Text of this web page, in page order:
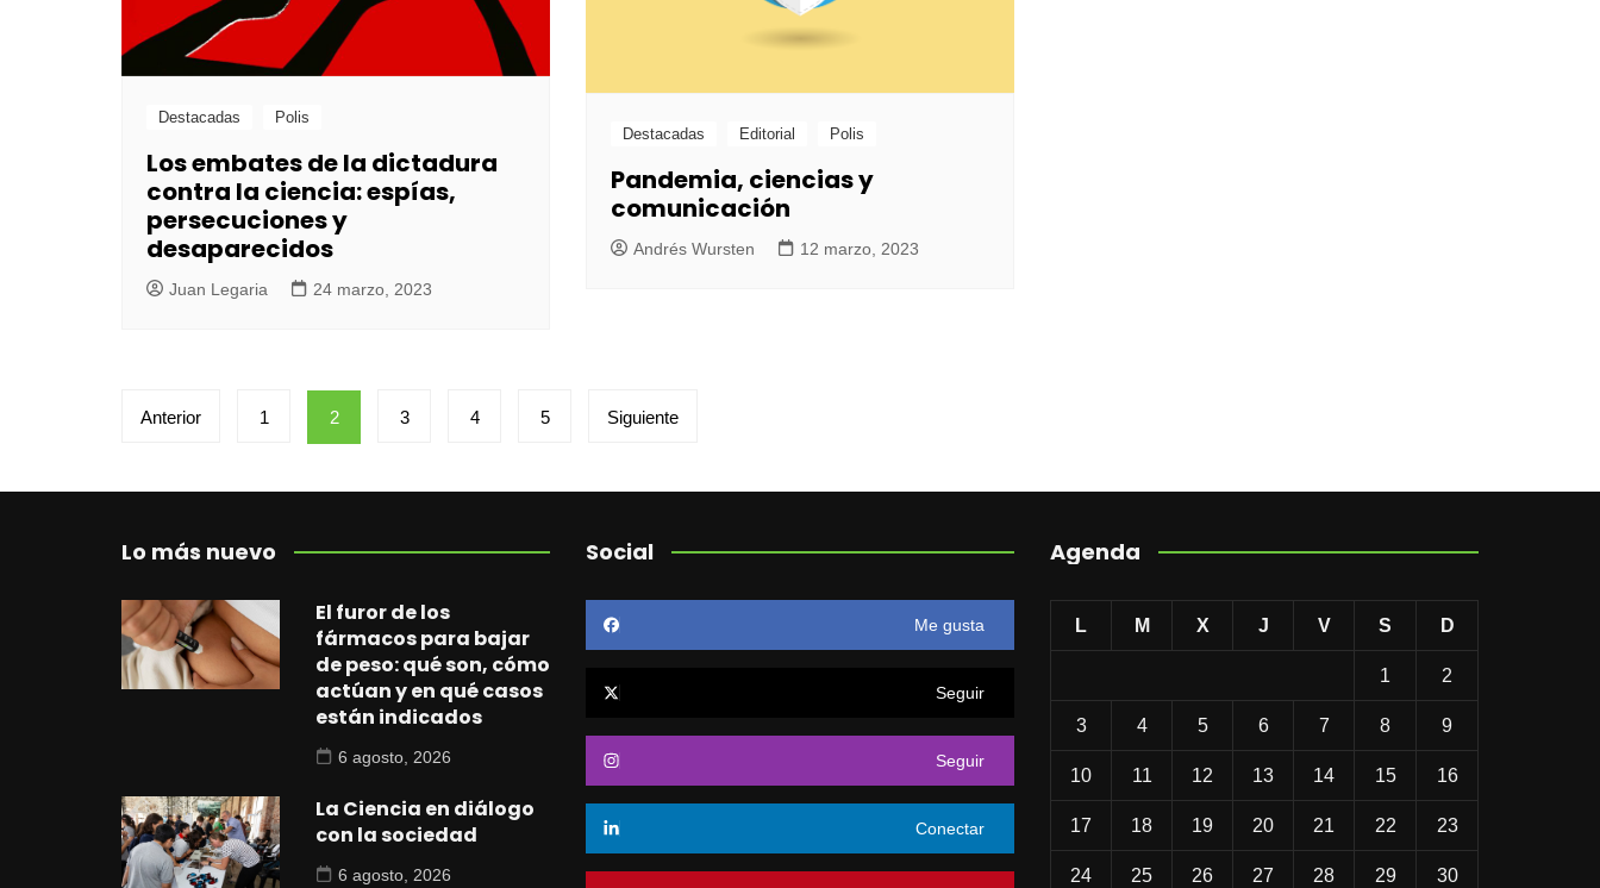
Destacadas Polis
Los embates de la dictadura
contra la ciencia: espías,
persecuciones y
desaparecidos
Juan Legaria 24 marzo, 2023
Destacadas Editorial Polis
Pandemia, ciencias y
comunicación
Andrés Wursten 12 marzo, 2023
Paginación
entradas
Anterior 1 2 3 4 5 Siguiente
Lo más nuevo
El furor de los
fármacos para bajar
de peso: qué son, cómo
actúan y en qué casos
están indicados
6 agosto, 2026
La Ciencia en diálogo
con la sociedad
6 agosto, 2026
Social
Me gusta
Seguir
Seguir
Conectar
Agenda
L M X J V S D
1 2
3 4 5 6 7 8 9
10 11 12 13 14 15 16
17 18 19 20 21 22 23
24 25 26 27 28 29 30